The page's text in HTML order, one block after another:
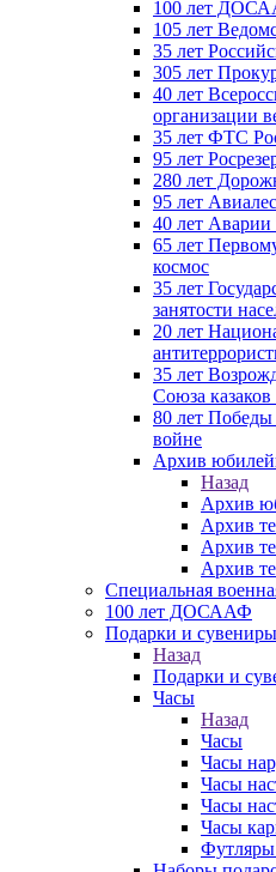
100 лет
105 лет
35 лет
305 лет
40 лет
организации
35 лет ФТС
95 лет
280 лет
95 лет
40 лет
65 лет
космос
35 лет
занятости
20 лет
35 лет
Союза
80 лет
войне
Архив
Назад
Архив
Архив
Архив
Архив
Специальная
100 лет ДОСААФ
Подарки и сувениры
Назад
Подарки и
Часы
Назад
Часы
Часы
Часы
Часы
Часы
Футляры